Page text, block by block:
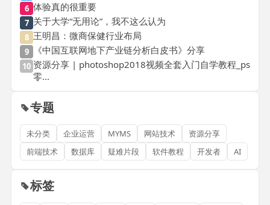
6 体验真的很重要
7 关于大学“无用论”，我不这么认为
8 王明昌：微商保健行业布局
9 《中国互联网地下产业链分析白皮书》分享
10 资源分享 | photoshop2018视频全套入门自学教程_ps
零...
专题
未分类 企业运营 MYMS 网站技术
资源分享
前端技术
数据库 疑难片段 软件教程 开发者 AI
标签